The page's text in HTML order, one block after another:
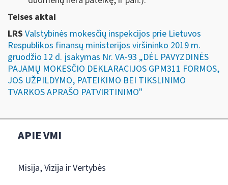
Teises aktai
LRS Valstybinės mokesčių inspekcijos prie Lietuvos
Respublikos finansų ministerijos viršininko 2019 m.
gruodžio 12 d. įsakymas Nr. VA-93 „DĖL PAVYZDINĖS
PAJAMŲ MOKESČIO DEKLARACIJOS GPM311 FORMOS,
JOS UŽPILDYMO, PATEIKIMO BEI TIKSLINIMO
TVARKOS APRAŠO PATVIRTINIMO"
APIE VMI
Misija, Vizija ir Vertybės